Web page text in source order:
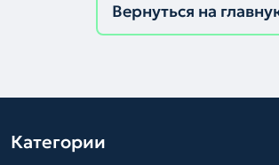
Вернуться на
Категории